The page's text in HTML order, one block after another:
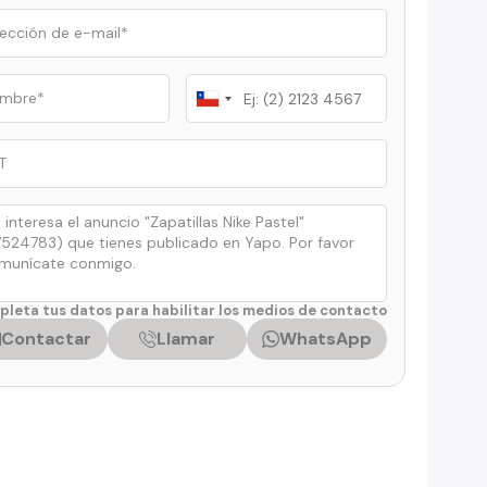
Chile
+56
tus datos para habilitar los medios de contacto
Contactar Llamar WhatsApp